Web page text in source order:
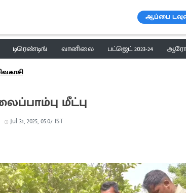
ஆப்பை
டிரெண்டிங் வானிலை பட்ஜெட் 2023-24
மீட்பு
Jul 31, 2025, 05:07 IST